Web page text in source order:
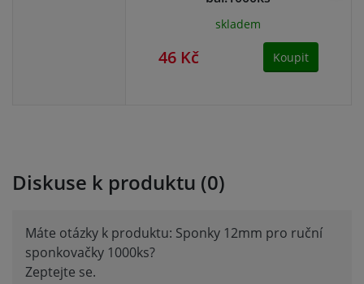
skladem
46 Kč Koupit
Diskuse k produktu (0)
Máte otázky k produktu: Sponky 12mm pro ruční
sponkovačky 1000ks?
Zeptejte se.